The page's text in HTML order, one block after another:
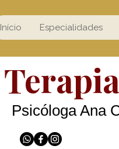
Início Especialidades
Psicóloga Ana